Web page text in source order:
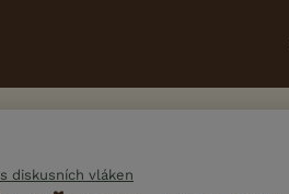
diskusních vláken